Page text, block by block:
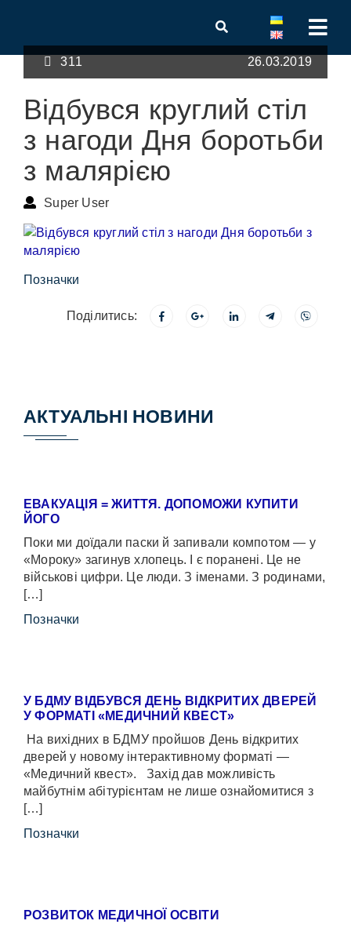
311 26.03.2019
Відбувся круглий стіл
з нагоди Дня боротьби
з малярією
Super User
Позначки
Поділитись:
АКТУАЛЬНІ НОВИНИ
ЕВАКУАЦІЯ = ЖИТТЯ. ДОПОМОЖИ КУПИТИ
ЙОГО
Поки ми доїдали паски й запивали компотом — у
«Мороку» загинув хлопець. І є поранені. Це не
військові цифри. Це люди. З іменами. З родинами,
[…]
Позначки
У БДМУ ВІДБУВСЯ ДЕНЬ ВІДКРИТИХ ДВЕРЕЙ
У ФОРМАТІ «МЕДИЧНИЙ КВЕСТ»
На вихідних в БДМУ пройшов День відкритих
дверей у новому інтерактивному форматі —
«Медичний квест». Захід дав можливість
майбутнім абітурієнтам не лише ознайомитися з
[…]
Позначки
РОЗВИТОК МЕДИЧНОЇ ОСВІТИ